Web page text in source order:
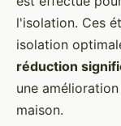
l'isolation. Ces
isolation
réduction
une
maison.